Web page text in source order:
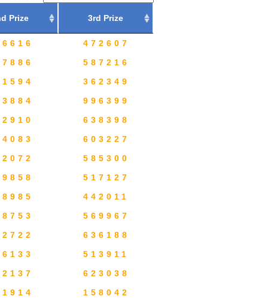
Prize 3rd Prize
472607
587216
362349
996399
638398
603227
585300
517127
442011
569967
636188
513911
623038
158042